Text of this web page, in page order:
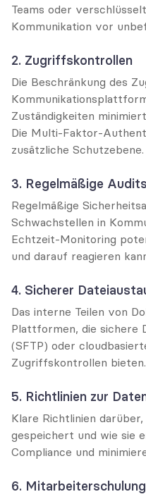
Teams oder
Kommunikation vor
2. Zugriffskontrollen
Die Beschränkung des
Zuständigkeiten
Die Multi-Faktor-
zusätzliche Schutzebene.
3. Regelmäßige
Regelmäßige
Schwachstellen in
Echtzeit-Monitoring
und darauf reagieren
4. Sicherer
Das interne Teilen von
Plattformen, die sichere
(SFTP) oder
Zugriffskontrollen bieten.
5. Richtlinien zur
Klare Richtlinien
gespeichert und wie sie
Compliance und
6.